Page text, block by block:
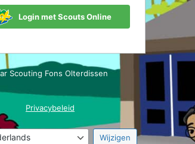
Login met Scouts Online
Scouting Fons Olterdissen
Privacybeleid